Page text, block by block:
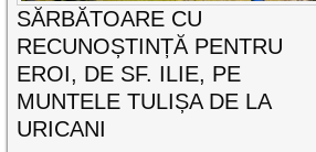
SĂRBĂTOARE CU
RECUNOȘTINȚĂ PENTRU
EROI, DE SF. ILIE, PE
MUNTELE TULIȘA DE LA
URICANI